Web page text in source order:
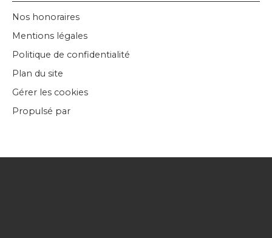
Nos honoraires
Mentions légales
Politique de confidentialité
Plan du site
Gérer les cookies
Propulsé par